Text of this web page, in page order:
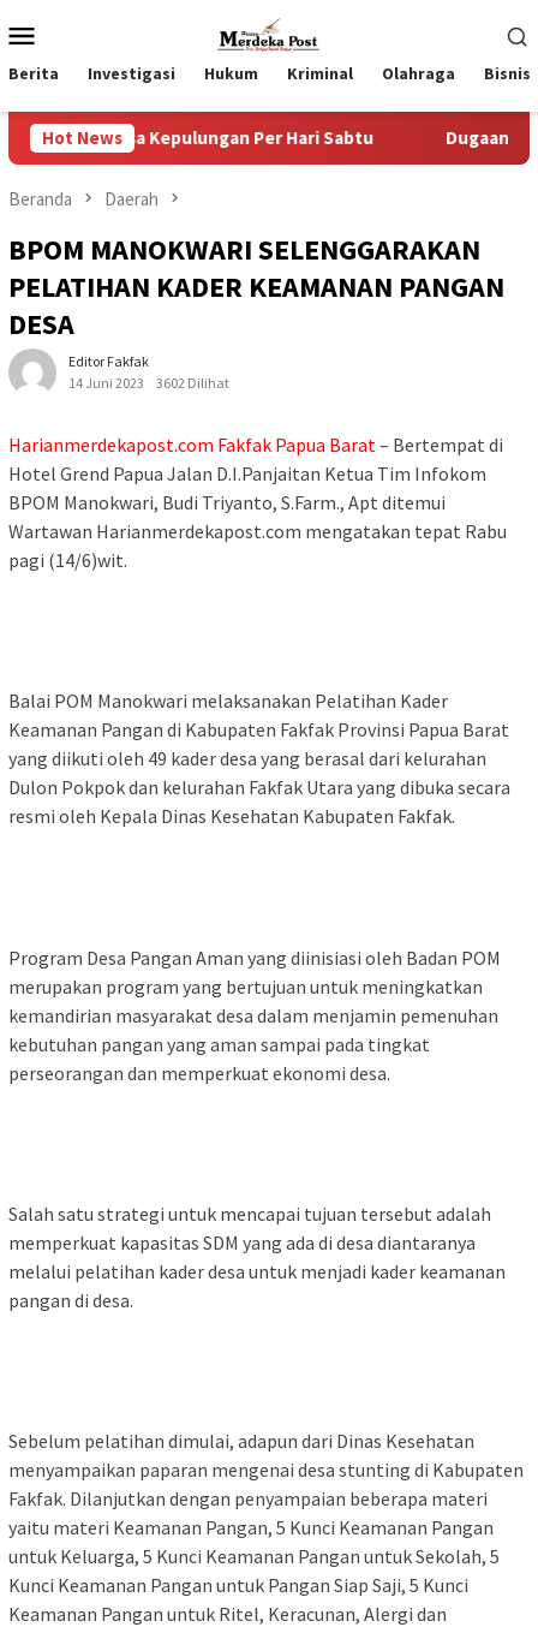
ke
kontenMobile
Berita Investigasi Hukum Kriminal Olahraga Bisnis
Hot News
Kepulungan Per Hari Sabtu Dugaan Pungli SKAB di
Beranda Daerah
BPOM MANOKWARI SELENGGARAKAN
PELATIHAN KADER KEAMANAN PANGAN
DESA
Editor Fakfak
14 Juni 2023
3602 Dilihat
Harianmerdekapost.com Fakfak Papua Barat– Bertempat di
Hotel Grend Papua Jalan D.I.Panjaitan Ketua Tim Infokom
BPOM Manokwari, Budi Triyanto, S.Farm., Apt ditemui
Wartawan Harianmerdekapost.com mengatakan tepat Rabu
pagi (14/6)wit.
Balai POM Manokwari melaksanakan Pelatihan Kader
Keamanan Pangan di Kabupaten Fakfak Provinsi Papua Barat
yang diikuti oleh 49 kader desa yang berasal dari kelurahan
Dulon Pokpok dan kelurahan Fakfak Utara yang dibuka secara
resmi oleh Kepala Dinas Kesehatan Kabupaten Fakfak.
Program Desa Pangan Aman yang diinisiasi oleh Badan POM
merupakan program yang bertujuan untuk meningkatkan
kemandirian masyarakat desa dalam menjamin pemenuhan
kebutuhan pangan yang aman sampai pada tingkat
perseorangan dan memperkuat ekonomi desa.
Salah satu strategi untuk mencapai tujuan tersebut adalah
memperkuat kapasitas SDM yang ada di desa diantaranya
melalui pelatihan kader desa untuk menjadi kader keamanan
pangan di desa.
Sebelum pelatihan dimulai, adapun dari Dinas Kesehatan
menyampaikan paparan mengenai desa stunting di Kabupaten
Fakfak. Dilanjutkan dengan penyampaian beberapa materi
yaitu materi Keamanan Pangan, 5 Kunci Keamanan Pangan
untuk Keluarga, 5 Kunci Keamanan Pangan untuk Sekolah, 5
Kunci Keamanan Pangan untuk Pangan Siap Saji, 5 Kunci
Keamanan Pangan untuk Ritel, Keracunan, Alergi dan